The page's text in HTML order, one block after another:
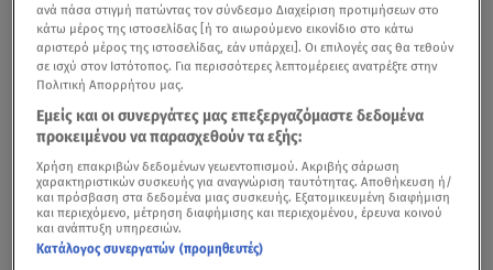
ανά πάσα στιγμή πατώντας τον σύνδεσμο Διαχείριση προτιμήσεων στο
κάτω μέρος της ιστοσελίδας [ή το αιωρούμενο εικονίδιο στο κάτω
αριστερό μέρος της ιστοσελίδας, εάν υπάρχει]. Οι επιλογές σας θα τεθούν
σε ισχύ στον Ιστότοπος. Για περισσότερες λεπτομέρειες ανατρέξτε στην
Πολιτική Απορρήτου μας.
Εμείς και οι συνεργάτες μας επεξεργαζόμαστε δεδομένα
προκειμένου να παρασχεθούν τα εξής:
Χρήση επακριβών δεδομένων γεωεντοπισμού. Ακριβής σάρωση
χαρακτηριστικών συσκευής για αναγνώριση ταυτότητας. Αποθήκευση ή/
και πρόσβαση στα δεδομένα μιας συσκευής. Εξατομικευμένη διαφήμιση
και περιεχόμενο, μέτρηση διαφήμισης και περιεχομένου, έρευνα κοινού
και ανάπτυξη υπηρεσιών.
Κατάλογος συνεργατών (προμηθευτές)